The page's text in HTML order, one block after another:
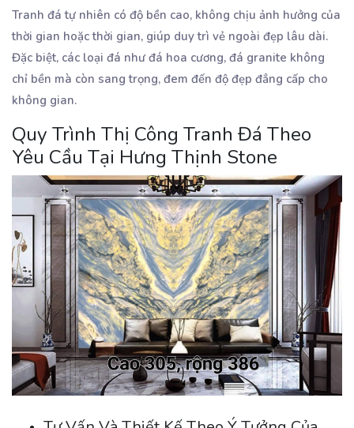
Tranh đá tự nhiên có độ bền cao, không chịu ảnh hưởng của
thời gian hoặc thời gian, giúp duy trì vẻ ngoài đẹp lâu dài.
Đặc biệt, các loại đá như đá hoa cương, đá granite không
chỉ bền mà còn sang trọng, đem đến độ đẹp đẳng cấp cho
không gian.
Quy Trình Thị Công Tranh Đá Theo
Yêu Cầu Tại Hưng Thịnh Stone